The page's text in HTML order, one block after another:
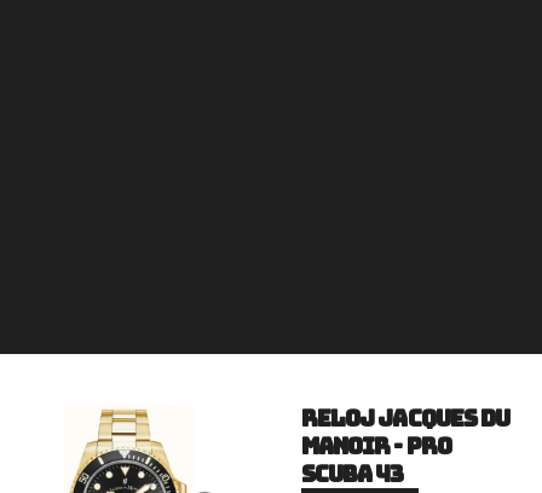
RELOJ JACQUES DU
MANOIR - Pro
Scuba 43